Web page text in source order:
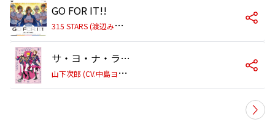
GO FOR IT!!
3
15 STARS (渡辺みのり、信玄誠司、硲 道夫、山下次郎、葛之葉雨彦)
サ・ヨ・ナ・ラ Summer Holiday (山下次郎 ソロVer.)
山
下次郎 (CV.中島ヨシキ)